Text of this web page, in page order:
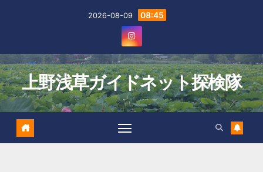
2026-08-09 08:45
上野浅草ガイドネット探検隊